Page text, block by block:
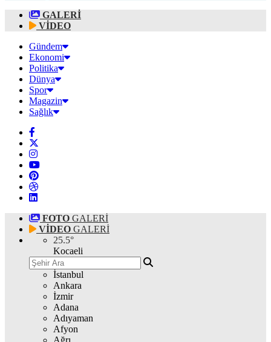
GALERİ
VİDEO
Gündem
Ekonomi
Politika
Dünya
Spor
Magazin
Sağlık
FOTO GALERİ
VİDEO GALERİ
25.5°
Kocaeli
İstanbul
Ankara
İzmir
Adana
Adıyaman
Afyon
Ağrı